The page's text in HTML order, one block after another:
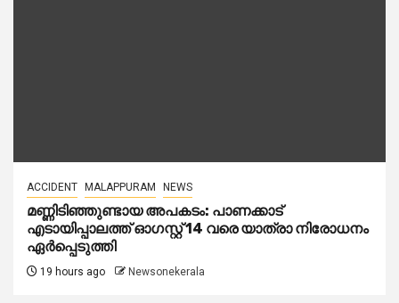
ACCIDENT MALAPPURAM NEWS
മണ്ണിടിഞ്ഞുണ്ടായ അപകടം: പാണക്കാട്
എടായിപ്പാലത്ത് ഓഗസ്റ്റ് 14 വരെ യാത്രാ നിരോധനം
ഏര്‍പ്പെടുത്തി
19 hours ago Newsonekerala